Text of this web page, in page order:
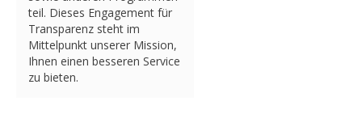
teil. Dieses Engagement für
Transparenz steht im
Mittelpunkt unserer Mission,
Ihnen einen besseren Service
zu bieten.